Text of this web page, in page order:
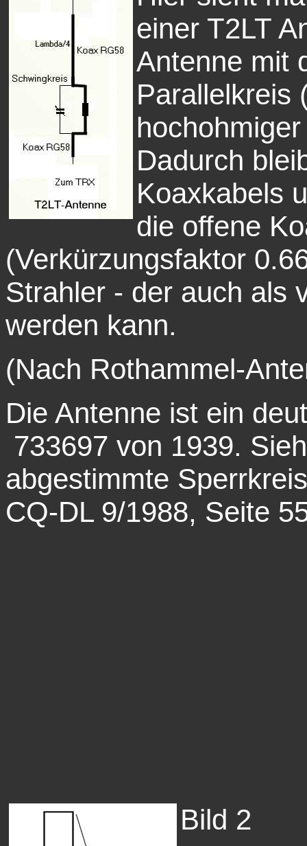
einer T2LT
Antenne mit
Parallelkreis
Dadurch
Koaxkabels
die offene
(Verkürzungsfaktor
Strahler - der auch als
werden kann.
(Nach Rothammel-
Die Antenne ist ein
733697 von 1939.
abgestimmte
CQ-DL 9/1988, Seite
Bild 2